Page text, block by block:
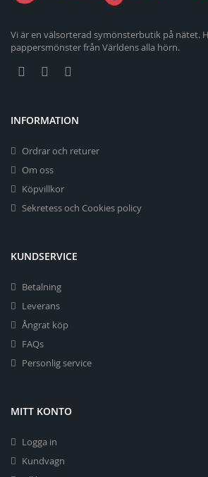
Vi är en välsorterad symönsterbutik på nätet.
pappersmönster från Världens alla hörn.
INFORMATION
Ordrar och returer
Om oss
Köpvillkor
Sekretess och Cookies policy
KUNDSERVICE
Betalning
Leverans
Ångrat köp
FAQs
Personlig service
MITT KONTO
Logga in
Kundvagn